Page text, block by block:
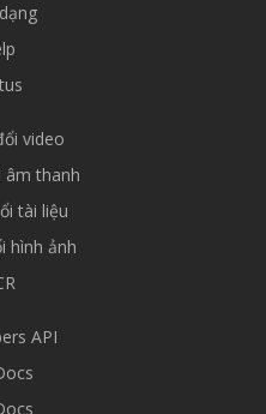
video
âm thanh
tài liệu
hình ảnh
API